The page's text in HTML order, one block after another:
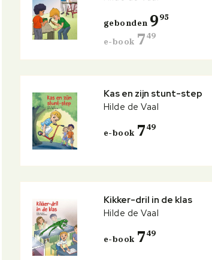
gebonden 995
e-book 749
Kas en zijn stunt-step
Hilde de Vaal
e-book 749
Kikker-dril in de klas
Hilde de Vaal
e-book 749